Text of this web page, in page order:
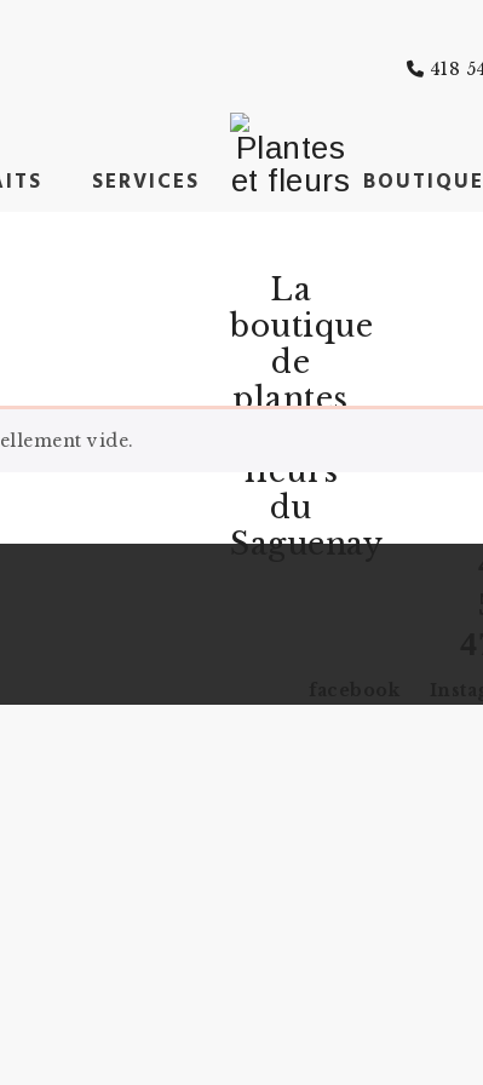
418
La
boutique
de
plantes
fleurs
du
Saguenay
SERVICES BOUTIQUE
vide.